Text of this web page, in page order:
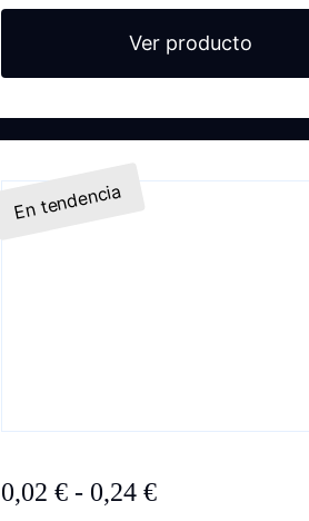
Ver producto
0,02 € - 0,24 €Rango